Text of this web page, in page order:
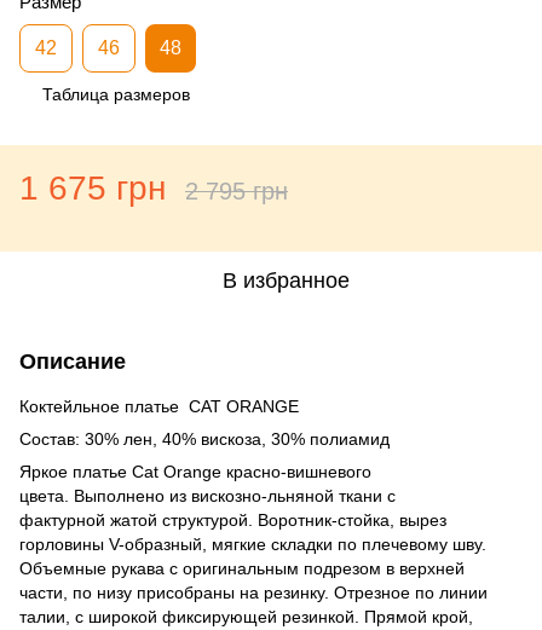
42 46 48
Таблица размеров
1 675 грн 2 795 грн
В избранное
Описание
Коктейльное платье CAT ORANGE
Состав: 30% лен, 40% вискоза, 30% полиамид
Яркое платье Cat Orange красно-вишневого
цвета. Выполнено из вискозно-льняной ткани с
фактурной жатой структурой. Воротник-стойка, вырез
горловины V-образный, мягкие складки по плечевому шву.
Объемные рукава с оригинальным подрезом в верхней
части, по низу присобраны на резинку. Отрезное по линии
талии, с широкой фиксирующей резинкой. Прямой крой,